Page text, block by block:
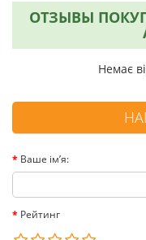
ОТЗЫВЫ
Немає
Ваше ім’я:
Рейтинг